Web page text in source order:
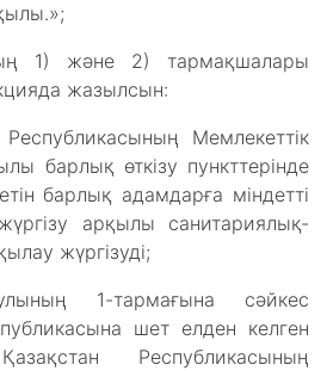
1) және 2) тармақшалары
жазылсын:
Мемлекеттік
барлық өткізу пункттерінде
барлық адамдарға міндетті
арқылы санитариялық-
жүргізуді;
1-тармағына сәйкес
шет елден келген
Республикасының